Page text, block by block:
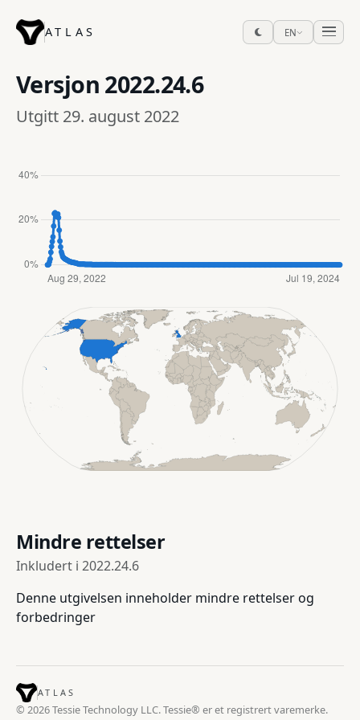
ATLAS EN
Versjon 2022.24.6
Utgitt 29. august 2022
Mindre rettelser
Inkludert i 2022.24.6
Denne utgivelsen inneholder mindre rettelser og
forbedringer
ATLAS
© 2026 Tessie Technology LLC. Tessie® er et registrert varemerke.